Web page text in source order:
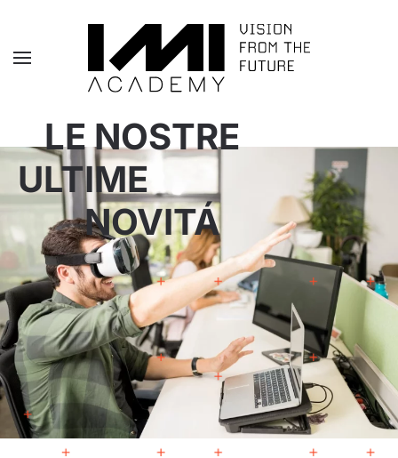
Skip to main content
LE NOSTRE
ULTIME
NOVITÁ